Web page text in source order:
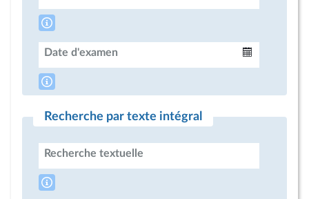
Date d'examen
Recherche par texte intégral
Recherche textuelle